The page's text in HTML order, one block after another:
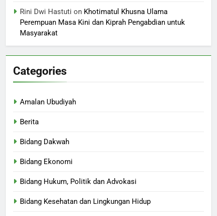
Rini Dwi Hastuti on Khotimatul Khusna Ulama
Perempuan Masa Kini dan Kiprah Pengabdian untuk
Masyarakat
Categories
Amalan Ubudiyah
Berita
Bidang Dakwah
Bidang Ekonomi
Bidang Hukum, Politik dan Advokasi
Bidang Kesehatan dan Lingkungan Hidup